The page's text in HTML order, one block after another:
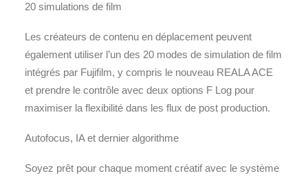
20 simulations de film
Les créateurs de contenu en déplacement peuvent
également utiliser l’un des 20 modes de simulation de film
intégrés par Fujifilm, y compris le nouveau REALA ACE
et prendre le contrôle avec deux options F Log pour
maximiser la flexibilité dans les flux de post production.
Autofocus, IA et dernier algorithme
Soyez prêt pour chaque moment créatif avec le système